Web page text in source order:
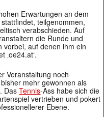
Erwartungen an dem
teilgenommen,
verabschieden. Auf
die Runde und
vorbei, auf denen ihm ein
‚oe24.at‘.
Veranstaltung noch
mehr gewonnen als
DasTennis-Ass habe sich die
vertrieben und pokert
Ebene.